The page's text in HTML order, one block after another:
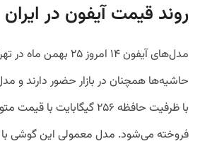
روند قیمت آیفون در ایران
مدل‌های آیفون ۱۴ امروز
حاشیه‌ها همچنان در بازار حضور دارند و